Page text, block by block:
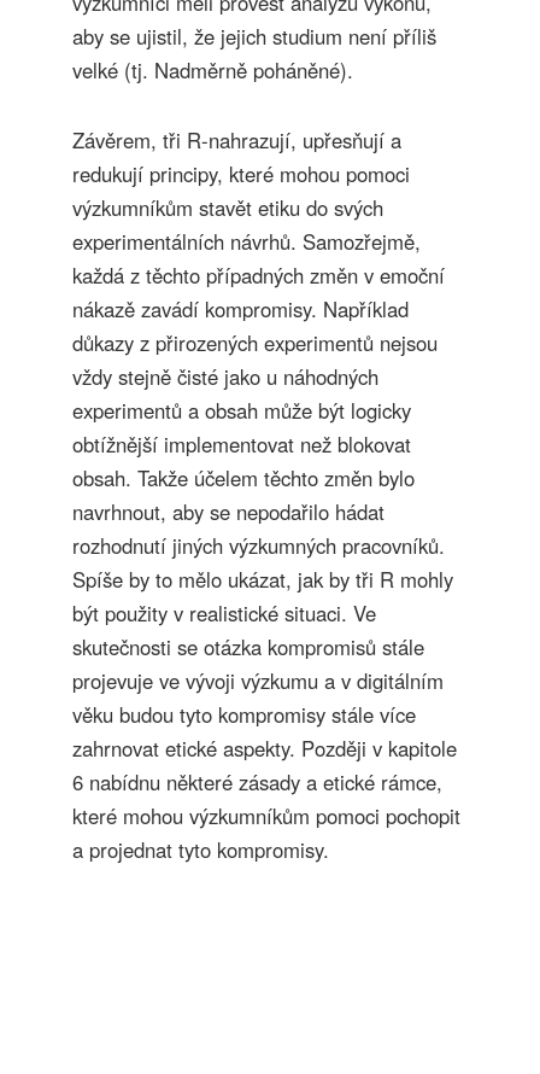
aby se ujistil, že jejich studium není příliš
velké (tj. Nadměrně poháněné).
Závěrem, tři R-nahrazují, upřesňují a
redukují principy, které mohou pomoci
výzkumníkům stavět etiku do svých
experimentálních návrhů. Samozřejmě,
každá z těchto případných změn v emoční
nákazě zavádí kompromisy. Například
důkazy z přirozených experimentů nejsou
vždy stejně čisté jako u náhodných
experimentů a obsah může být logicky
obtížnější implementovat než blokovat
obsah. Takže účelem těchto změn bylo
navrhnout, aby se nepodařilo hádat
rozhodnutí jiných výzkumných pracovníků.
Spíše by to mělo ukázat, jak by tři R mohly
být použity v realistické situaci. Ve
skutečnosti se otázka kompromisů stále
projevuje ve vývoji výzkumu a v digitálním
věku budou tyto kompromisy stále více
zahrnovat etické aspekty. Později v kapitole
6 nabídnu některé zásady a etické rámce,
které mohou výzkumníkům pomoci pochopit
a projednat tyto kompromisy.